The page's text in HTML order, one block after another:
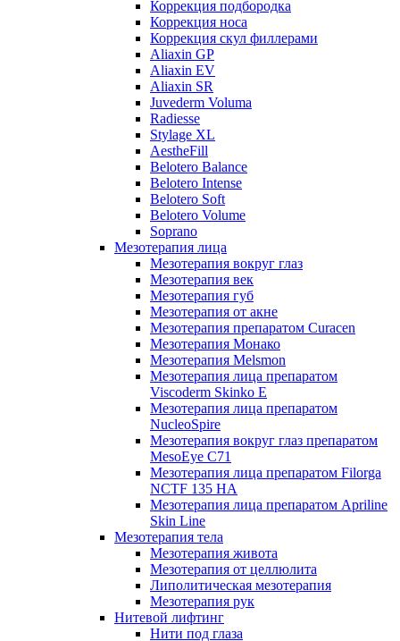
Коррекция подбородка
Коррекция носа
Коррекция скул филлерами
Aliaxin GP
Aliaxin EV
Aliaxin SR
Juvederm Voluma
Radiesse
Stylage XL
AestheFill
Belotero Balance
Belotero Intense
Belotero Soft
Belotero Volume
Soprano
Мезотерапия лица
Мезотерапия вокруг глаз
Мезотерапия век
Мезотерапия губ
Мезотерапия от акне
Мезотерапия препаратом Curacen
Мезотерапия Монако
Мезотерапия Melsmon
Мезотерапия лица препаратом
Viscoderm Skinko E
Мезотерапия лица препаратом
NucleoSpire
Мезотерапия вокруг глаз препаратом
MesoEye С71
Мезотерапия лица препаратом Filorga
NCTF 135 HA
Мезотерапия лица препаратом Apriline
Skin Line
Мезотерапия тела
Мезотерапия живота
Мезотерапия от целлюлита
Липолитическая мезотерапия
Мезотерапия рук
Нитевой лифтинг
Нити под глаза